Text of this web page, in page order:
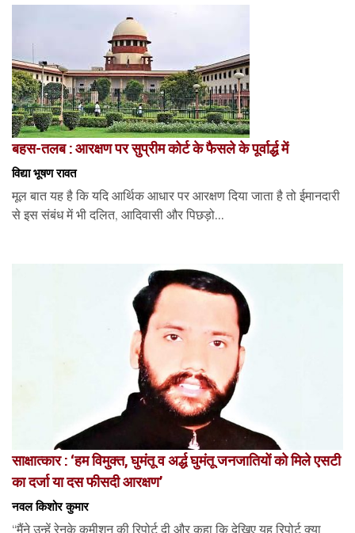
बहस-तलब : आरक्षण पर सुप्रीम कोर्ट के फैसले के पूर्वार्द्ध में
विद्या भूषण रावत
मूल बात यह है कि यदि आर्थिक आधार पर आरक्षण दिया जाता है तो ईमानदारी
से इस संबंध में भी दलित, आदिवासी और पिछड़ो...
साक्षात्कार : ‘हम विमुक्त, घुमंतू व अर्द्ध घुमंतू जनजातियों को मिले एसटी
का दर्जा या दस फीसदी आरक्षण’
नवल किशोर कुमार
“मैंने उन्हें रेनके कमीशन की रिपोर्ट दी और कहा कि देखिए यह रिपोर्ट क्या